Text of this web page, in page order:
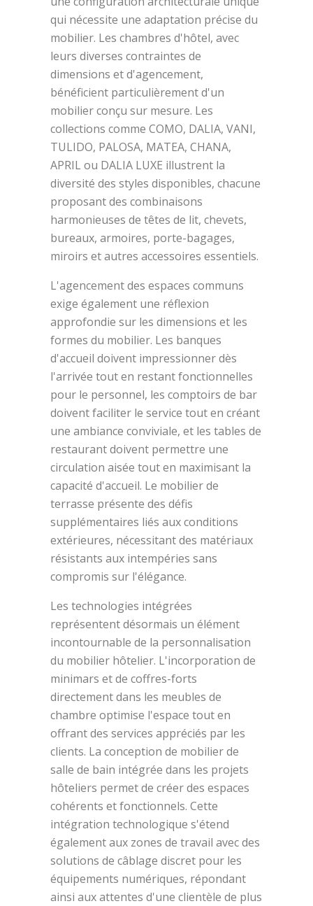
qui nécessite une adaptation précise du
mobilier. Les chambres d'hôtel, avec
leurs diverses contraintes de
dimensions et d'agencement,
bénéficient particulièrement d'un
mobilier conçu sur mesure. Les
collections comme COMO, DALIA, VANI,
TULIDO, PALOSA, MATEA, CHANA,
APRIL ou DALIA LUXE illustrent la
diversité des styles disponibles, chacune
proposant des combinaisons
harmonieuses de têtes de lit, chevets,
bureaux, armoires, porte-bagages,
miroirs et autres accessoires essentiels.
L'agencement des espaces communs
exige également une réflexion
approfondie sur les dimensions et les
formes du mobilier. Les banques
d'accueil doivent impressionner dès
l'arrivée tout en restant fonctionnelles
pour le personnel, les comptoirs de bar
doivent faciliter le service tout en créant
une ambiance conviviale, et les tables de
restaurant doivent permettre une
circulation aisée tout en maximisant la
capacité d'accueil. Le mobilier de
terrasse présente des défis
supplémentaires liés aux conditions
extérieures, nécessitant des matériaux
résistants aux intempéries sans
compromis sur l'élégance.
Les technologies intégrées
représentent désormais un élément
incontournable de la personnalisation
du mobilier hôtelier. L'incorporation de
minimars et de coffres-forts
directement dans les meubles de
chambre optimise l'espace tout en
offrant des services appréciés par les
clients. La conception de mobilier de
salle de bain intégrée dans les projets
hôteliers permet de créer des espaces
cohérents et fonctionnels. Cette
intégration technologique s'étend
également aux zones de travail avec des
solutions de câblage discret pour les
équipements numériques, répondant
ainsi aux attentes d'une clientèle de plus